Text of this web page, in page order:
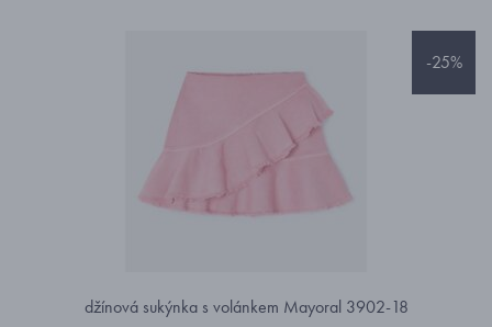
-25%
džínová sukýnka s volánkem Mayoral 3902-18